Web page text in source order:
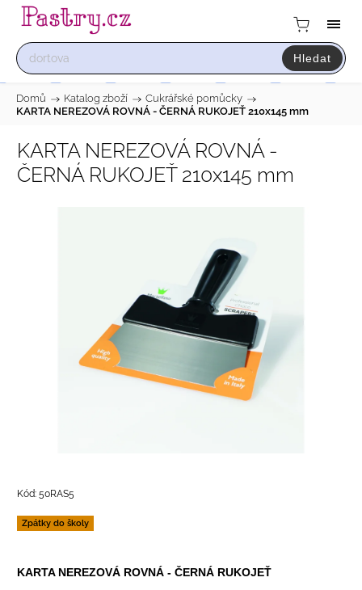
Hledat
Domů / Katalog zboží / Cukrářské pomůcky /
KARTA NEREZOVÁ ROVNÁ - ČERNÁ RUKOJEŤ 210x145 mm
KARTA NEREZOVÁ ROVNÁ -
ČERNÁ RUKOJEŤ 210x145 mm
Kód: 50RAS5
Zpátky do školy
KARTA NEREZOVÁ ROVNÁ - ČERNÁ RUKOJEŤ